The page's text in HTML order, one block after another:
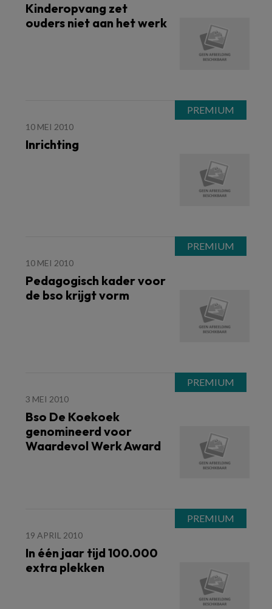
Kinderopvang zet
ouders niet aan het werk
10 MEI 2010
Inrichting
10 MEI 2010
Pedagogisch kader voor
de bso krijgt vorm
3 MEI 2010
Bso De Koekoek
genomineerd voor
Waardevol Werk Award
19 APRIL 2010
In één jaar tijd 100.000
extra plekken